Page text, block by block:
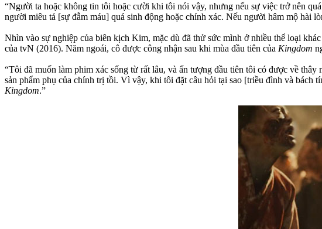
“Người ta hoặc không tin tôi hoặc cười khi tôi nói vậy, nhưng nếu sự việc trở nên
người miêu tả [sự đẫm máu] quá sinh động hoặc chính xác. Nếu người hâm mộ hài
Nhìn vào sự nghiệp của biên kịch Kim, mặc dù đã thử sức mình ở nhiều thể loại
của tvN (2016). Năm ngoái, cô được công nhận sau khi mùa đầu tiên của Kingdom
“Tôi đã muốn làm phim xác sống từ rất lâu, và ấn tượng đầu tiên tôi có được về
sản phẩm phụ của chính trị tồi. Vì vậy, khi tôi đặt câu hỏi tại sao [triều đình và
Kingdom.”